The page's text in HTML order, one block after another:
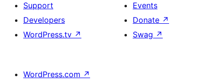
Support
Developers
WordPress.tv ↗
Events
Donate ↗
Swag ↗
WordPress.com ↗